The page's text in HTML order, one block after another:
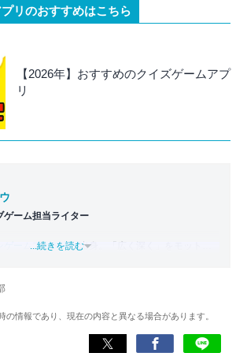
リのおすすめはこちら
【2026年】おすすめのクイズゲームアプ
リ
ゲーム担当ライター
ゲームアカデミー 出身。「広く深く」をモットー
けでも1,000本以上。ゲーム開発者を目指した経験
白さを引き出し、人々に伝えるためゲームライタ
...続きを読む
情報であり、現在の内容と異なる場合があります。